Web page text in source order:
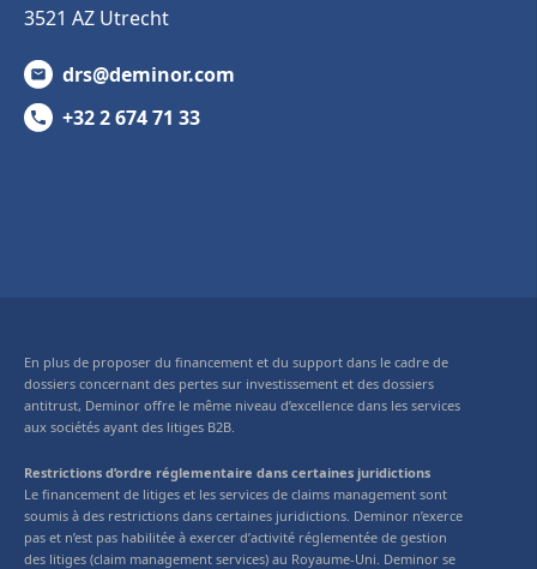
3521 AZ Utrecht
drs@deminor.com
+32 2 674 71 33
En plus de proposer du financement et du support dans le cadre de
dossiers concernant des pertes sur investissement et des dossiers
antitrust, Deminor offre le même niveau d’excellence dans les services
aux sociétés ayant des litiges B2B.
Restrictions d’ordre réglementaire dans certaines juridictions
Le financement de litiges et les services de claims management sont
soumis à des restrictions dans certaines juridictions. Deminor n’exerce
pas et n’est pas habilitée à exercer d’activité réglementée de gestion
des litiges (claim management services) au Royaume-Uni. Deminor se